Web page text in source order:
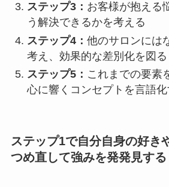
ステップ3： お客様が抱える
う解決できるかを考える
ステップ4： 他のサロンには
考え、効果的な差別化を図る
ステップ5： これまでの要素
心に響くコンセプトを言語化
ステップ1で自分自身の好き
つめ直して強みを発発見する